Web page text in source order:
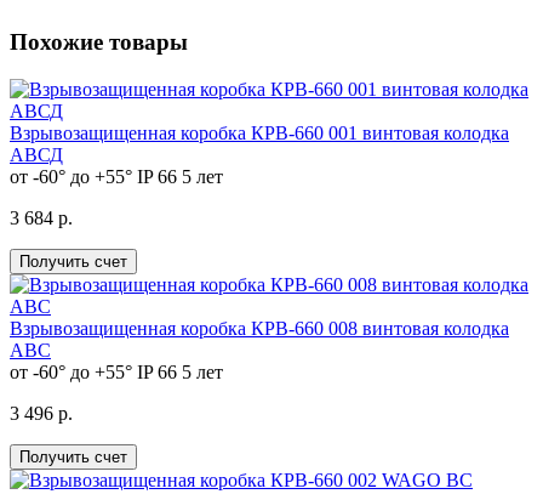
Похожие товары
Взрывозащищенная коробка КРВ-660 001 винтовая колодка
АВСД
от -60° до +55° IP 66 5 лет
3 684 р.
Получить счет
Взрывозащищенная коробка КРВ-660 008 винтовая колодка
АВС
от -60° до +55° IP 66 5 лет
3 496 р.
Получить счет